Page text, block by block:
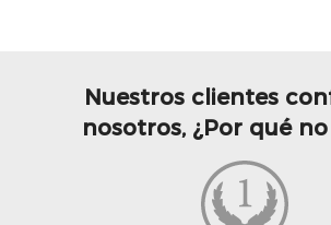
Nuestros clientes
nosotros, ¿Por qué